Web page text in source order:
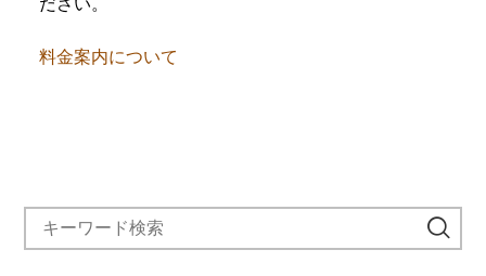
ださい。
料金案内について